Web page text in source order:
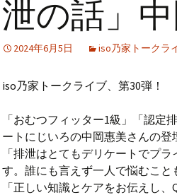
泄の話」
2024年6月5日 iso乃家トークラ
iso乃家トークライブ、第30弾！
「おむつフィッター1級」「認定
ートにじいろの中岡惠美さんの登
「排泄はとてもデリケートでプ
す。誰にも言えず一人で悩むこと
「正しい知識とケアをお伝えし